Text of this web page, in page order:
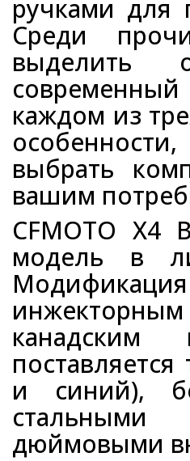
ручками для
Среди
выделить
каждом из
выбрать
вашим
CFMOTO X4
модель в
канадским
и синий),
дюймовыми